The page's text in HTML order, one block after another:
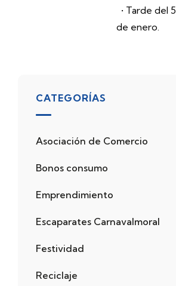
• Tarde del 5
de enero.
CATEGORÍAS
Asociación de Comercio
Bonos consumo
Emprendimiento
Escaparates Carnavalmoral
Festividad
Reciclaje